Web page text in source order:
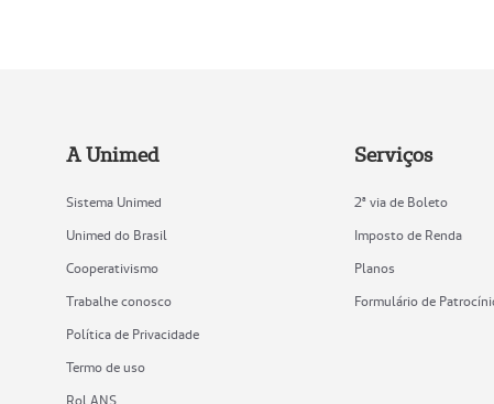
A Unimed
Sistema Unimed
Unimed do Brasil
Cooperativismo
Trabalhe conosco
Política de Privacidade
Termo de uso
Rol ANS
Serviços
2ª via de Boleto
Imposto de Renda
Planos
Formulário de